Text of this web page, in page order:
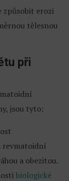
způsobit erozi
tělesnou
při
jsou tyto:
revmatoidní
a obezitou.
biologické